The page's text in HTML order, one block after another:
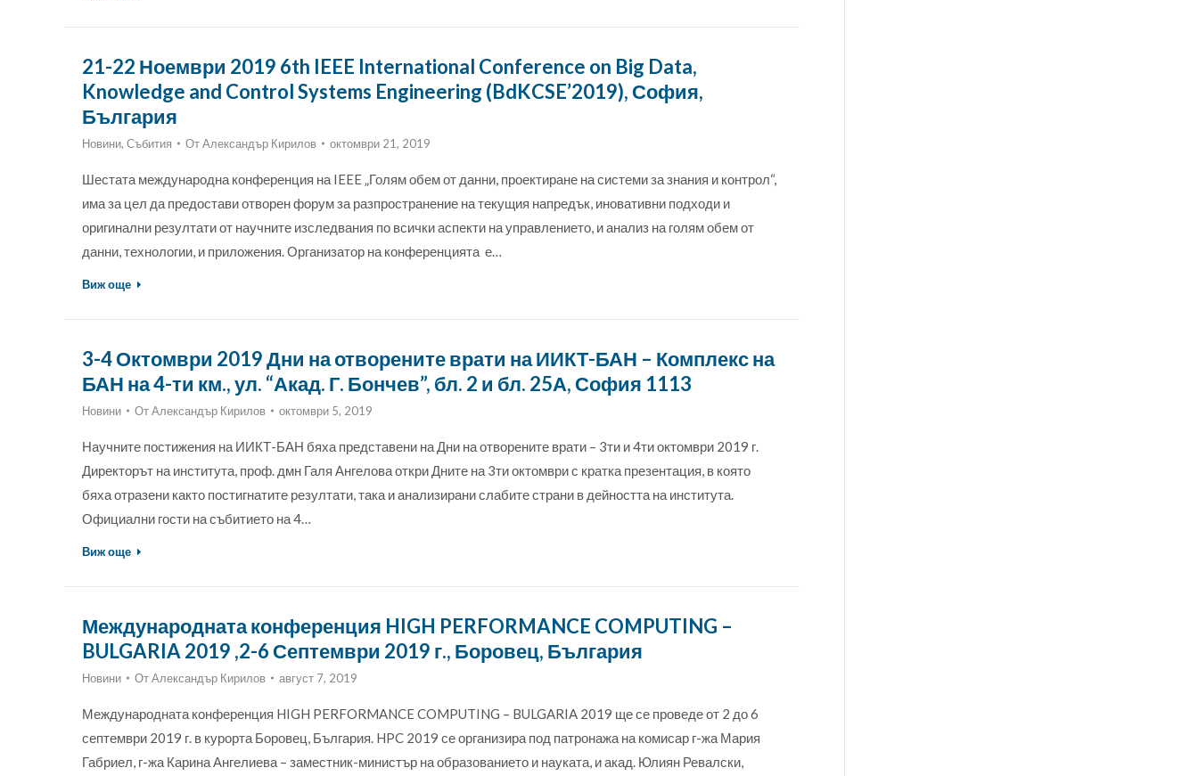
21-22 Ноември 2019 6th IEEE International Conference on Big Data,
Knowledge and Control Systems Engineering (BdKCSE’2019), София,
България
Новини, Събития ОтАлександър Кирилов октомври 21, 2019
Шестата международна конференция на IEEE „Голям обем от данни, проектиране на системи за знания и контрол“,
има за цел да предостави отворен форум за разпространение на текущия напредък, иновативни подходи и
оригинални резултати от научните изследвания по всички аспекти на управлението, и анализ на голям обем от
данни, технологии, и приложения. Организатор на конференцията е…
Виж още
3-4 Октомври 2019 Дни на отворените врати на ИИКТ-БАН – Комплекс на
БАН на 4-ти км., ул. “Акад. Г. Бончев”, бл. 2 и бл. 25А, София 1113
Новини ОтАлександър Кирилов октомври 5, 2019
Научните постижения на ИИКТ-БАН бяха представени на Дни на отворените врати – 3ти и 4ти октомври 2019 г.
Директорът на института, проф. дмн Галя Ангелова откри Дните на 3ти октомври с кратка презентация, в която
бяха отразени както постигнатите резултати, така и анализирани слабите страни в дейността на института.
Официални гости на събитието на 4…
Виж още
Международната конференция HIGH PERFORMANCE COMPUTING –
BULGARIA 2019 ,2-6 Септември 2019 г., Боровец, България
Новини ОтАлександър Кирилов август 7, 2019
Международната конференция HIGH PERFORMANCE COMPUTING – BULGARIA 2019 ще се проведе от 2 до 6
септември 2019 г. в курорта Боровец, България. HPC 2019 се организира под патронажа на комисар г-жа Мария
Габриел, г-жа Карина Ангелиева – заместник-министър на образованието и науката, и акад. Юлиян Ревалски,